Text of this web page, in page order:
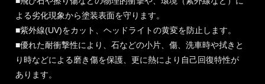
よる劣化現象から塗装表面を守ります。
■紫外線(UV)をカット、ヘッドライトの黄変を防止します。
■優れた耐衝撃性により、石などの小片、傷、洗車時や拭きと
り時などによる磨き傷を保護、更に熱により自己回復特性が
あります。